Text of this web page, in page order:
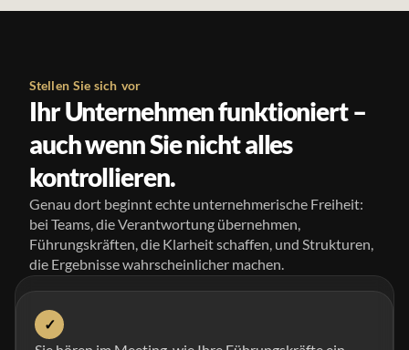
Stellen Sie sich vor
Ihr Unternehmen funktioniert –
auch wenn Sie nicht alles
kontrollieren.
Genau dort beginnt echte unternehmerische Freiheit:
bei Teams, die Verantwortung übernehmen,
Führungskräften, die Klarheit schaffen, und Strukturen,
die Ergebnisse wahrscheinlicher machen.
✓